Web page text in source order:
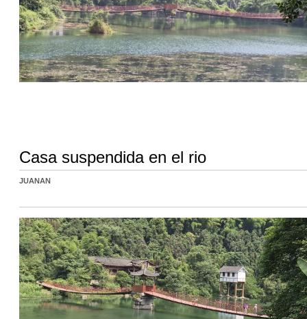
Casa suspendida en el rio
JUANAN